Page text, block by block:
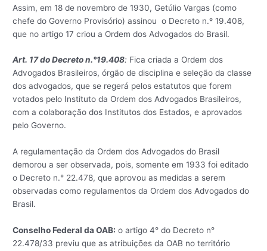
Assim, em 18 de novembro de 1930, Getúlio Vargas (como
chefe do Governo Provisório) assinou o Decreto n.º 19.408,
que no artigo 17 criou a Ordem dos Advogados do Brasil.
Art. 17 do Decreto n.°19.408: Fica criada a Ordem dos
Advogados Brasileiros, órgão de disciplina e seleção da classe
dos advogados, que se regerá pelos estatutos que forem
votados pelo Instituto da Ordem dos Advogados Brasileiros,
com a colaboração dos Institutos dos Estados, e aprovados
pelo Governo.
A regulamentação da Ordem dos Advogados do Brasil
demorou a ser observada, pois, somente em 1933 foi editado
o Decreto n.° 22.478, que aprovou as medidas a serem
observadas como regulamentos da Ordem dos Advogados do
Brasil.
Conselho Federal da OAB: o artigo 4° do Decreto n°
22.478/33 previu que as atribuições da OAB no território